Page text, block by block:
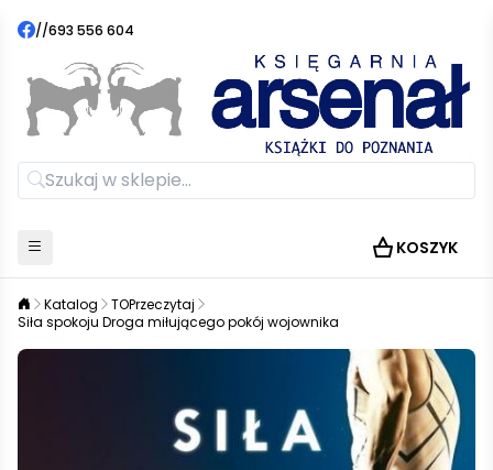
//693 556 604
KOSZYK
Katalog
TOPrzeczytaj
Siła spokoju Droga miłującego pokój wojownika